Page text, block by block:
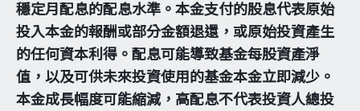
穩定月配息的配息水準。本金支付的股息代表原始
投入本金的報酬或部分金額退還，或原始投資產生
的任何資本利得。配息可能導致基金每股資產淨
值，以及可供未來投資使用的基金本金立即減少。
本金成長幅度可能縮減，高配息不代表投資人總投